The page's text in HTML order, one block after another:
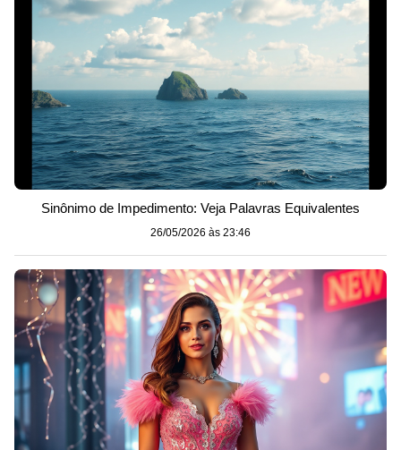
Sinônimo de Impedimento: Veja Palavras Equivalentes
26/05/2026 às 23:46